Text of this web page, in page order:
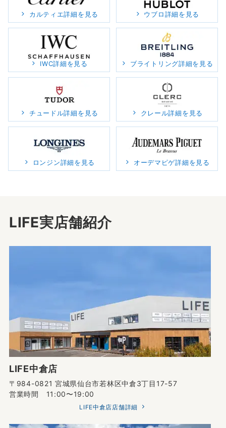
カルティエ詳細を見る ウブロ詳細を見る
IWC詳細を見る ブライトリング詳細を見る
チュードル詳細を見る クレール詳細を見る
ロンジン詳細を見る オーデマピゲ詳細を見る
LIFE実店舗紹介
LIFE中倉店
〒984-0821 宮城県仙台市若林区中倉3丁目17-57
営業時間 11:00〜19:00
LIFE中倉店店舗詳細